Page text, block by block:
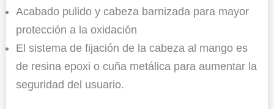
Acabado pulido y cabeza barnizada para mayor
protección a la oxidación
El sistema de fijación de la cabeza al mango es
de resina epoxi o cuña metálica para aumentar la
seguridad del usuario.